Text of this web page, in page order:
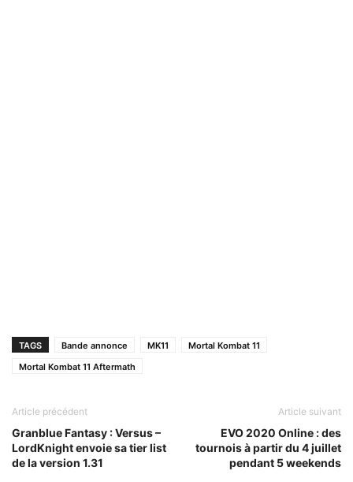
TAGS Bande annonce MK11
Mortal Kombat 11
Mortal Kombat 11 Aftermath
Article précédent
Granblue Fantasy : Versus –
LordKnight envoie sa tier list
de la version 1.31
Article suivant
EVO 2020 Online : des
tournois à partir du 4 juillet
pendant 5 weekends